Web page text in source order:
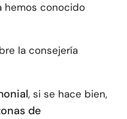
hemos conocido
la consejería
, si se hace bien,
de